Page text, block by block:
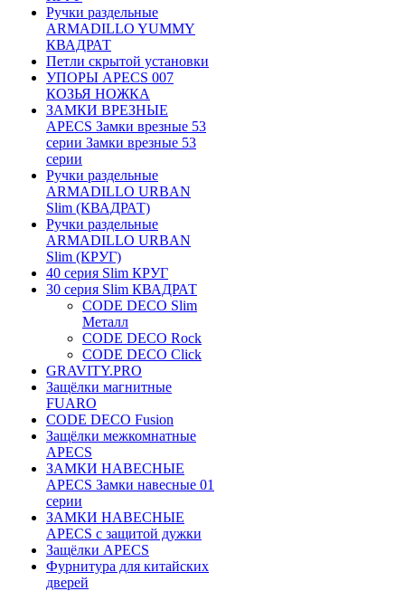
Ручки раздельные
ARMADILLO YUMMY
КВАДРАТ
Петли скрытой установки
УПОРЫ APECS 007
КОЗЬЯ НОЖКА
ЗАМКИ ВРЕЗНЫЕ
APECS Замки врезные 53
серии Замки врезные 53
серии
Ручки раздельные
ARMADILLO URBAN
Slim (КВАДРАТ)
Ручки раздельные
ARMADILLO URBAN
Slim (КРУГ)
40 серия Slim КРУГ
30 серия Slim КВАДРАТ
CODE DECO Slim
Металл
CODE DECO Rock
CODE DECO Click
GRAVITY.PRO
Защёлки магнитные
FUARO
CODE DECO Fusion
Защёлки межкомнатные
APECS
ЗАМКИ НАВЕСНЫЕ
APECS Замки навесные 01
серии
ЗАМКИ НАВЕСНЫЕ
APECS с защитой дужки
Защёлки APECS
Фурнитура для китайских
дверей